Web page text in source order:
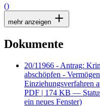
()
mehr anzeigen
Dokumente
20/11966 - Antrag:
abschöpfen -
Einziehungsverfahren
PDF | 174 KB —
ein neues Fenster)